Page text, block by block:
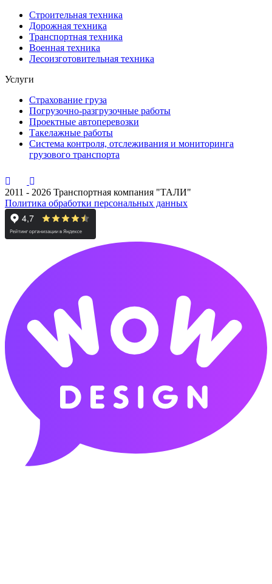
Строительная техника
Дорожная техника
Транспортная техника
Военная техника
Лесоизготовительная техника
Услуги
Страхование груза
Погрузочно-разгрузочные работы
Проектные автоперевозки
Такелажные работы
Система контроля, отслеживания и мониторинга
грузового транспорта
2011 - 2026 Транспортная компания "ТАЛИ"
Политика обработки персональных данных